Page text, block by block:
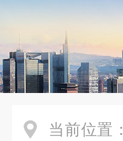
当前位置：